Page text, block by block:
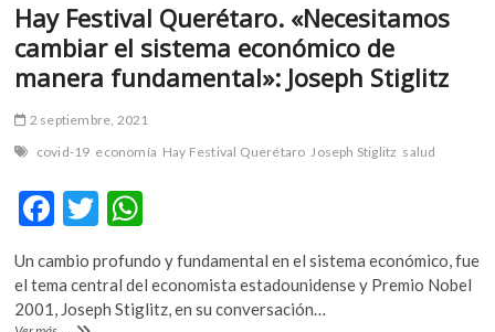
Hay Festival Querétaro. «Necesitamos
cambiar el sistema económico de
manera fundamental»: Joseph Stiglitz
2 septiembre, 2021
covid-19 economía Hay Festival Querétaro Joseph Stiglitz salud
F
ac
e
b
T
w
itt
er
h
at
s
Un cambio profundo y fundamental en el sistema económico, fue
el tema central del economista estadounidense y Premio Nobel
2001, Joseph Stiglitz, en su conversación…